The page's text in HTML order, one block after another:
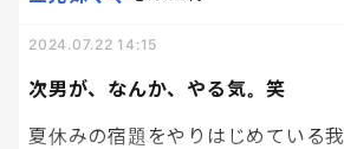
以前から保護者会で、息子の自慢と
やっぱりそんな感じのママだった。
次男が、なんか、やる気。笑
2024.07.22 14:15
夏休みの宿題をやりはじめている